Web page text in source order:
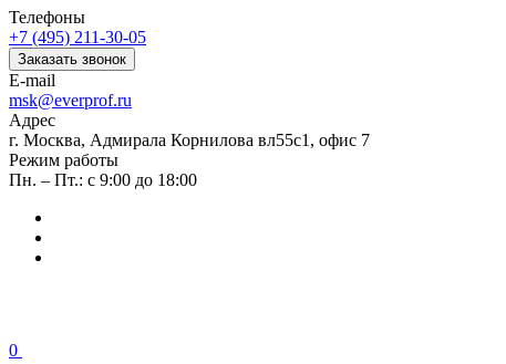
Телефоны
+7 (495) 211-30-05
Заказать звонок
E-mail
msk@everprof.ru
Адрес
г. Москва, Адмирала Корнилова вл55с1, офис 7
Режим работы
Пн. – Пт.: с 9:00 до 18:00
0